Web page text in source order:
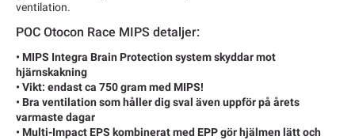
ventilation.
POC Otocon Race MIPS detaljer:
• MIPS Integra Brain Protection system skyddar mot
hjärnskakning
• Vikt: endast ca 750 gram med MIPS!
• Bra ventilation som håller dig sval även uppför på årets
varmaste dagar
• Multi-Impact EPS kombinerat med EPP gör hjälmen lätt och